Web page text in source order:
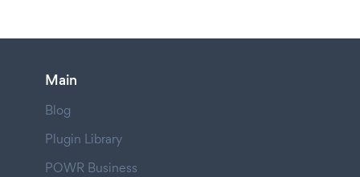
Main
Blog
Plugin Library
POWR Business